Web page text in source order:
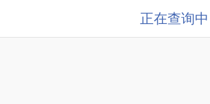
正在查询中